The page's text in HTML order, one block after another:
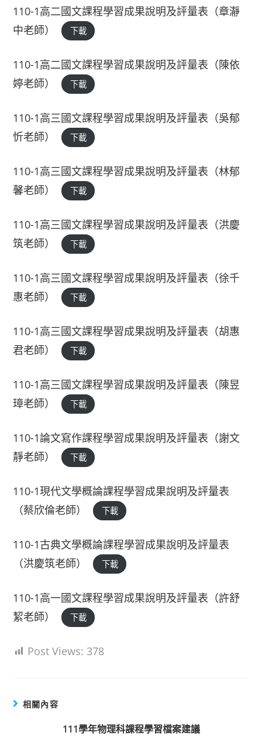
110-1高二國文課程學習成果說明及評量表（章瀞
中老師）
下載
110-1高二國文課程學習成果說明及評量表（陳依
婷老師）
下載
110-1高三國文課程學習成果說明及評量表（吳郁
忻老師）
下載
110-1高三國文課程學習成果說明及評量表（林郁
馨老師）
下載
110-1高三國文課程學習成果說明及評量表（洪慶
筑老師）
下載
110-1高三國文課程學習成果說明及評量表（徐千
惠老師）
下載
110-1高三國文課程學習成果說明及評量表（胡惠
君老師）
下載
110-1高三國文課程學習成果說明及評量表（陳昱
璋老師）
下載
110-1論文寫作課程學習成果說明及評量表（謝文
靜老師）
下載
110-1現代文學概論課程學習成果說明及評量表
（蔡欣倫老師）
下載
110-1古典文學概論課程學習成果說明及評量表
（洪慶筑老師）
下載
110-1高一國文課程學習成果說明及評量表（許舒
絜老師）
下載
Post Views: 378
相關內容
111學年物理科課程學習檔案建議